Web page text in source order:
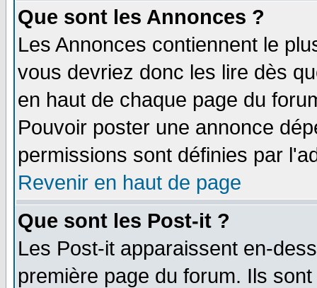
Que sont les Annonces ?
Les Annonces contiennent le
vous devriez donc les lire dès
en haut de chaque page du
Pouvoir poster une annonce
permissions sont définies par
Revenir en haut de page
Que sont les Post-it ?
Les Post-it apparaissent en-
première page du forum. Ils